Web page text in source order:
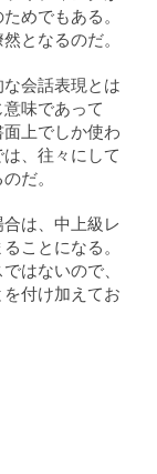
めでもある。
となるのだ。
会話表現とは
味であって
上でしか使わ
、往々にして
だ。
は、中上級レ
ことになる。
はないので、
付け加えてお